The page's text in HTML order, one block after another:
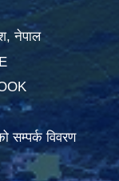
नेपाल
सम्पर्क विवरण